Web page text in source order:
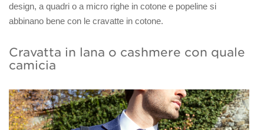
design, a quadri o a micro righe in cotone e popeline si
abbinano bene con le cravatte in cotone.
Cravatta in lana o cashmere con quale
camicia